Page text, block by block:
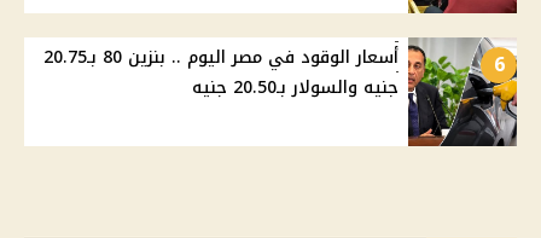
6
أسعار الوقود في مصر اليوم .. بنزين 80 بـ20.75
جنيه والسولار بـ20.50 جنيه